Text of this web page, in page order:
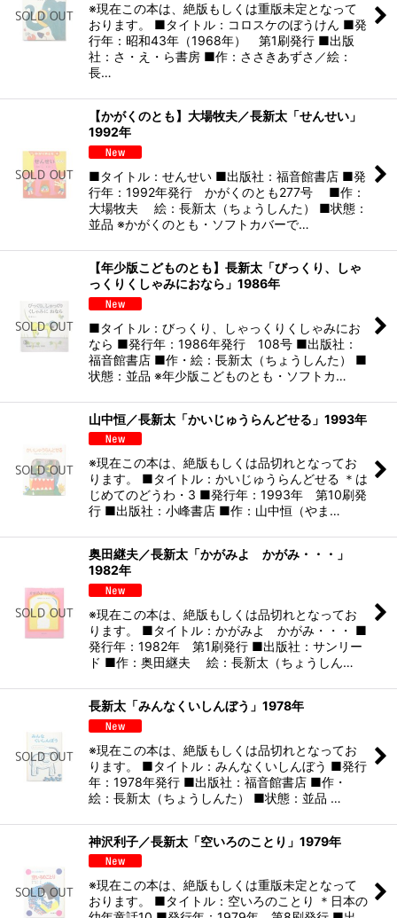
※現在この本は、絶版もしくは重版未定となって
おります。 ■タイトル：コロスケのぼうけん ■発
行年：昭和43年（1968年） 第1刷発行 ■出版
社：さ・え・ら書房 ■作：ささきあずさ／絵：
長…
【かがくのとも】大場牧夫／長新太「せんせい」
1992年
■タイトル：せんせい ■出版社：福音館書店 ■発
行年：1992年発行 かがくのとも277号 ■作：
大場牧夫 絵：長新太（ちょうしんた） ■状態：
並品 ※かがくのとも・ソフトカバーで…
【年少版こどものとも】長新太「びっくり、しゃ
っくりくしゃみにおなら」1986年
■タイトル：びっくり、しゃっくりくしゃみにお
なら ■発行年：1986年発行 108号 ■出版社：
福音館書店 ■作・絵：長新太（ちょうしんた） ■
状態：並品 ※年少版こどものとも・ソフトカ…
山中恒／長新太「かいじゅうらんどせる」1993年
※現在この本は、絶版もしくは品切れとなってお
ります。 ■タイトル：かいじゅうらんどせる ＊は
じめてのどうわ・3 ■発行年：1993年 第10刷発
行 ■出版社：小峰書店 ■作：山中恒（やま…
奥田継夫／長新太「かがみよ かがみ・・・」
1982年
※現在この本は、絶版もしくは品切れとなってお
ります。 ■タイトル：かがみよ かがみ・・・ ■
発行年：1982年 第1刷発行 ■出版社：サンリー
ド ■作：奥田継夫 絵：長新太（ちょうしん…
長新太「みんなくいしんぼう」1978年
※現在この本は、絶版もしくは品切れとなってお
ります。 ■タイトル：みんなくいしんぼう ■発行
年：1978年発行 ■出版社：福音館書店 ■作・
絵：長新太（ちょうしんた） ■状態：並品 …
神沢利子／長新太「空いろのことり」1979年
※現在この本は、絶版もしくは重版未定となって
おります。 ■タイトル：空いろのことり ＊日本の